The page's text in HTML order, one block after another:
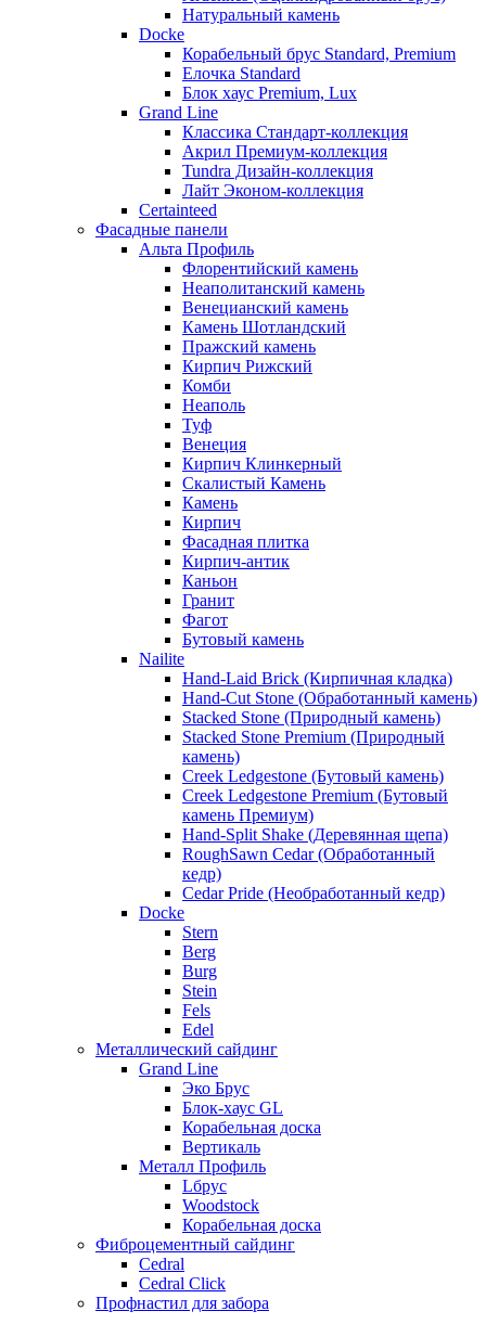
Натуральный камень
Docke
Корабельный брус Standard, Premium
Елочка Standard
Блок хаус Premium, Lux
Grand Line
Классика Стандарт-коллекция
Акрил Премиум-коллекция
Tundra Дизайн-коллекция
Лайт Эконом-коллекция
Certainteed
Фасадные панели
Альта Профиль
Флорентийский камень
Неаполитанский камень
Венецианский камень
Камень Шотландский
Пражский камень
Кирпич Рижский
Комби
Неаполь
Туф
Венеция
Кирпич Клинкерный
Скалистый Камень
Камень
Кирпич
Фасадная плитка
Кирпич-антик
Каньон
Гранит
Фагот
Бутовый камень
Nailite
Hand-Laid Brick (Кирпичная кладка)
Hand-Cut Stone (Обработанный камень)
Stacked Stone (Природный камень)
Stacked Stone Premium (Природный
камень)
Creek Ledgestone (Бутовый камень)
Creek Ledgestone Premium (Бутовый
камень Премиум)
Hand-Split Shake (Деревянная щепа)
RoughSawn Cedar (Обработанный
кедр)
Cedar Pride (Необработанный кедр)
Docke
Stern
Berg
Burg
Stein
Fels
Edel
Металлический сайдинг
Grand Line
Эко Брус
Блок-хаус GL
Корабельная доска
Вертикаль
Металл Профиль
Lбрус
Woodstock
Корабельная доска
Фиброцементный сайдинг
Cedral
Cedral Click
Профнастил для забора